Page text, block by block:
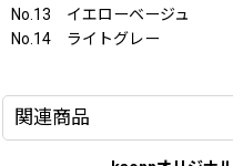
No.13 イエローベージュ
No.14 ライトグレー
関連商品